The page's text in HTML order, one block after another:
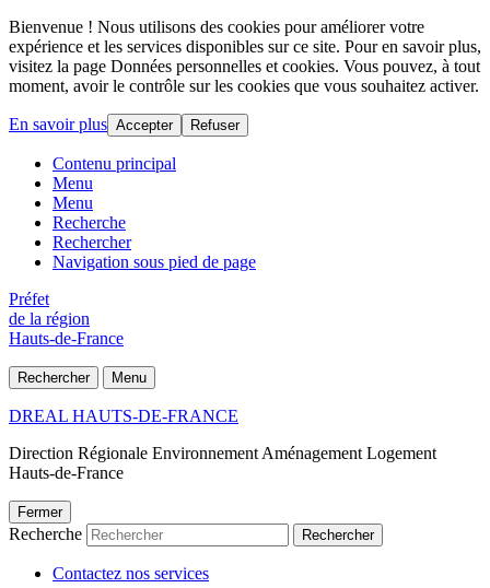
Bienvenue ! Nous utilisons des cookies pour améliorer votre
expérience et les services disponibles sur ce site. Pour en savoir plus,
visitez la page Données personnelles et cookies. Vous pouvez, à tout
moment, avoir le contrôle sur les cookies que vous souhaitez activer.
En savoir plus Accepter Refuser
Contenu principal
Menu
Menu
Recherche
Rechercher
Navigation sous pied de page
Préfet
de la région
Hauts-de-France
Rechercher Menu
DREAL HAUTS-DE-FRANCE
Direction Régionale Environnement Aménagement Logement
Hauts-de-France
Fermer
Recherche Rechercher
Contactez nos services